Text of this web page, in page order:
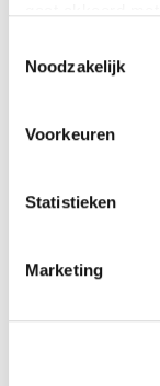
Noodzakelijk
Voorkeuren
Statistieken
Marketing